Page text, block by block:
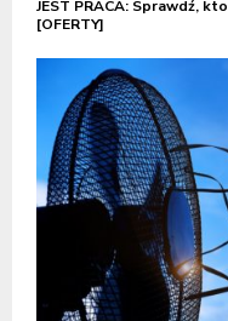
JEST PRACA: Sprawdź,
[OFERTY]